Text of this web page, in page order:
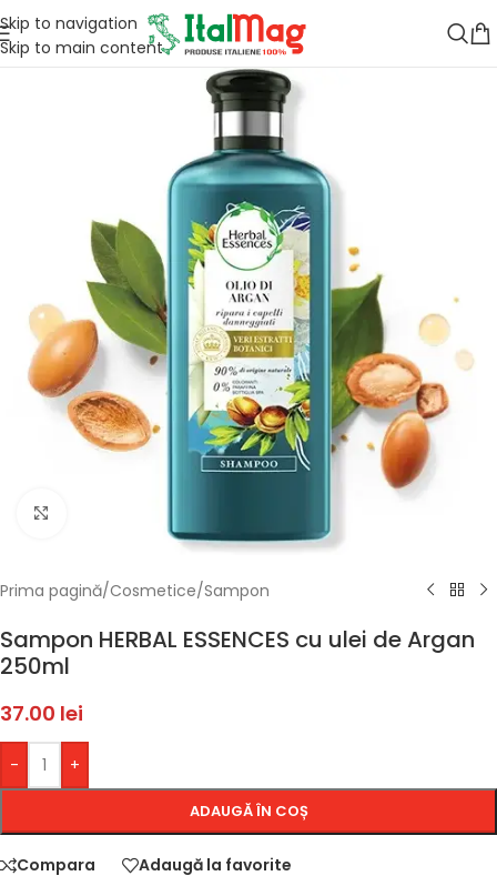
Skip to navigation
Skip to main content
Prima pagină/Cosmetice/Sampon
Sampon HERBAL ESSENCES cu ulei de Argan
250ml
37.00 lei
- +
ADAUGĂ ÎN COȘ
Compara
Adaugă la favorite